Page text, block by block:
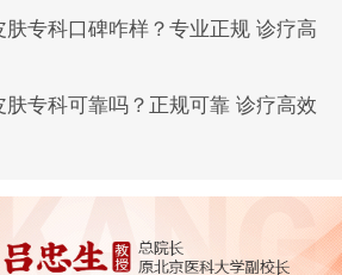
肤专科口碑咋样？专业正规 诊疗高
肤专科可靠吗？正规可靠 诊疗高效